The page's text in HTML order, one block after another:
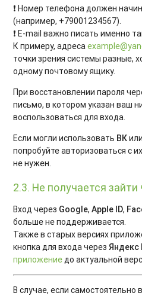
❗ Номер телефона должен
(например, +79001234567).
❗ E-mail важно писать именно
К примеру, адреса
точки зрения системы разные,
одному почтовому ящику.
При восстановлении пароля
письмо, в котором указан ваш
воспользоваться для входа.
Если могли использовать ВК
попробуйте авторизоваться с
не нужен.
2.3. Не получается зайти
Вход через Google,Apple ID,
больше не поддерживается.
Также в старых версиях
кнопка для входа черезЯндекс
приложениедо актуальной
В случае, если самостоятельно